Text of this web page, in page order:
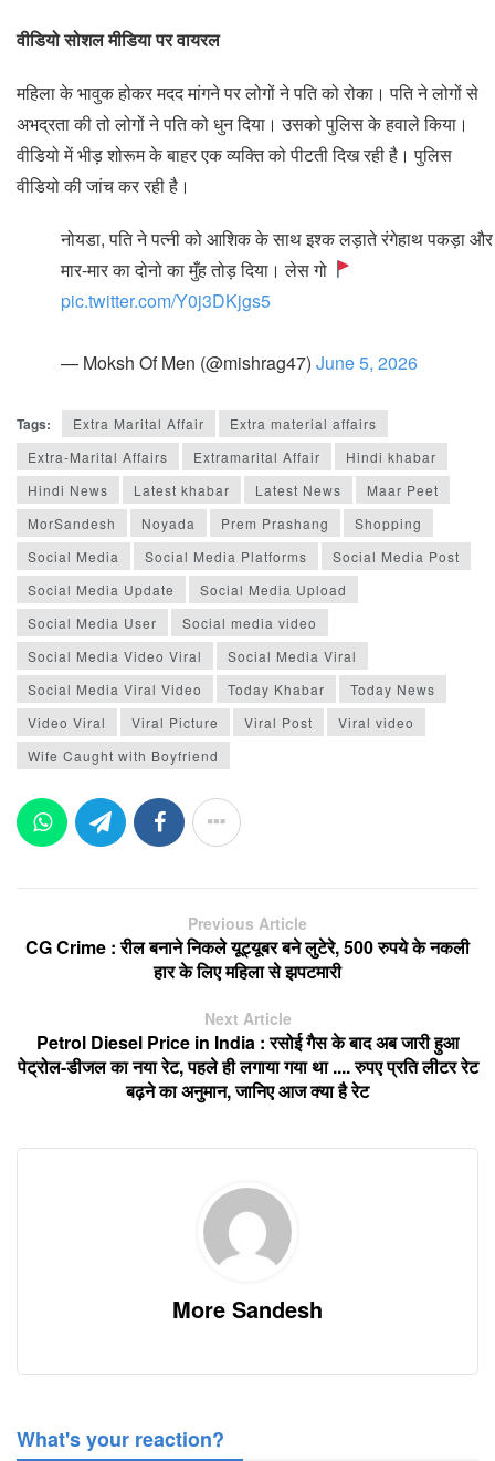
वीडियो सोशल मीडिया पर वायरल
महिला के भावुक होकर मदद मांगने पर लोगों ने पति को रोका। पति ने लोगों से
अभद्रता की तो लोगों ने पति को धुन दिया। उसको पुलिस के हवाले किया।
वीडियो में भीड़ शोरूम के बाहर एक व्यक्ति को पीटती दिख रही है। पुलिस
वीडियो की जांच कर रही है।
नोयडा, पति ने पत्नी को आशिक के साथ इश्क लड़ाते रंगेहाथ पकड़ा और
मार-मार का दोनो का मुँह तोड़ दिया। लेस गो
pic.twitter.com/Y0j3DKjgs5
— Moksh Of Men (@mishrag47) June 5, 2026
Tags: Extra Marital Affair
Extra material affairs
Extra-Marital Affairs
Extramarital Affair
Hindi khabar
Hindi News
Latest khabar Latest News
Maar Peet
MorSandesh
Noyada Prem Prashang
Shopping
Social Media
Social Media Platforms
Social Media Post
Social Media Update
Social Media Upload
Social Media User
Social media video
Social Media Video Viral
Social Media Viral
Social Media Viral Video
Today Khabar
Today News
Video Viral
Viral Picture Viral Post
Viral video
Wife Caught with Boyfriend
Previous Article
CG Crime : रील बनाने निकले यूट्यूबर बने लुटेरे, 500 रुपये के नकली
हार के लिए महिला से झपटमारी
Next Article
Petrol Diesel Price in India : रसोई गैस के बाद अब जारी हुआ
पेट्रोल-डीजल का नया रेट, पहले ही लगाया गया था .... रुपए प्रति लीटर रेट
बढ़ने का अनुमान, जानिए आज क्या है रेट
More Sandesh
What's your reaction?